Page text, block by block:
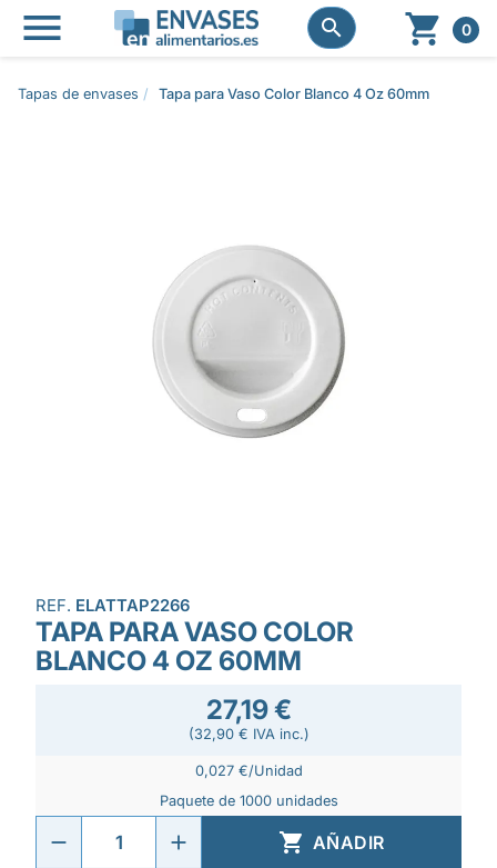
 
  0
Tapas de envases Tapa para Vaso Color Blanco 4 Oz 60mm
REF. ELATTAP2266
TAPA PARA VASO COLOR
BLANCO 4 OZ 60MM
27,19 €
(32,90 € IVA inc.)
0,027 €/Unidad
Paquete de 1000 unidades
 AÑADIR